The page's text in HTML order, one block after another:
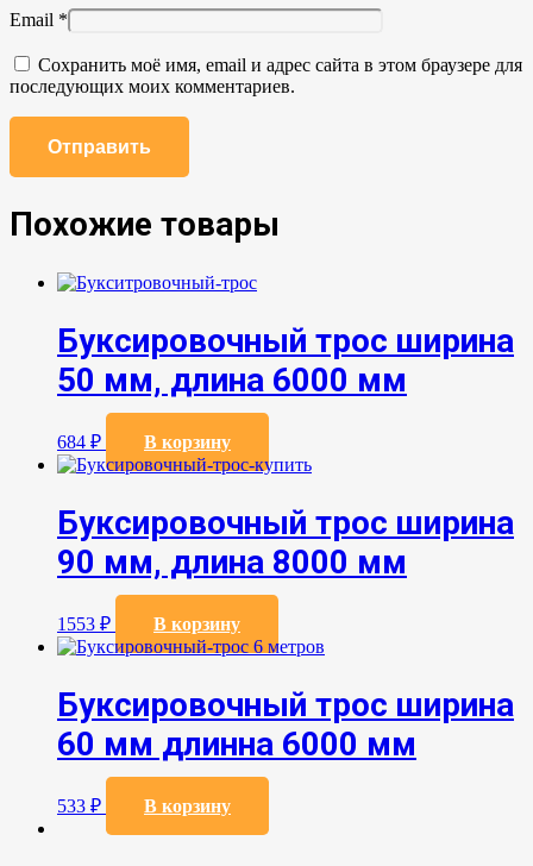
Email *
Сохранить моё имя, email и адрес сайта в этом браузере для
последующих моих комментариев.
Похожие товары
Буксировочный трос ширина
50 мм, длина 6000 мм
684 ₽ В корзину
Буксировочный трос ширина
90 мм, длина 8000 мм
1553 ₽ В корзину
Буксировочный трос ширина
60 мм длинна 6000 мм
533 ₽ В корзину